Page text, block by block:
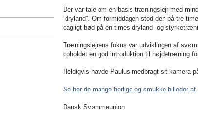
Der var tale om en basis træningslejr med
”dryland”. Om formiddagen stod den på tre
dagligt bød på en times dryland- og
Træningslejrens fokus var udviklingen af
opholdet en god introduktion til højdetræning
Heldigvis havde Paulus medbragt sit kamera
Se her de mange herlige og smukke billeder
Dansk Svømmeunion